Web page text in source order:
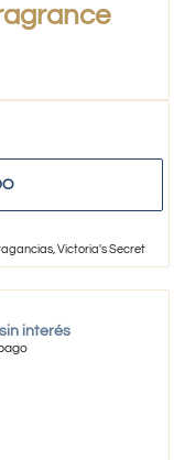
,Victoria's Secret
interés